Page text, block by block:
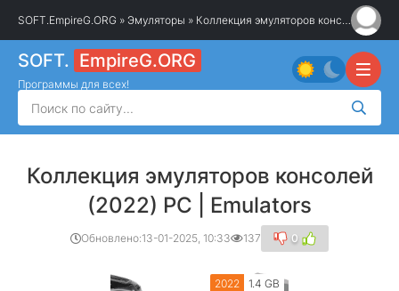
SOFT.EmpireG.ORG » Эмуляторы » Коллекция эмуляторов консолей
SOFT. EmpireG.ORG
Программы для всех!
Коллекция эмуляторов консолей
(2022) PC | Emulators
Обновлено:13-01-2025, 10:33 137 0
2022 1.4 GB